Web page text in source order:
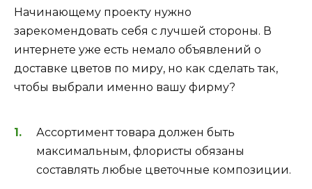
Начинающему проекту нужно
зарекомендовать себя с лучшей стороны. В
интернете уже есть немало объявлений о
доставке цветов по миру, но как сделать так,
чтобы выбрали именно вашу фирму?
Ассортимент товара должен быть
максимальным, флористы обязаны
составлять любые цветочные композиции.